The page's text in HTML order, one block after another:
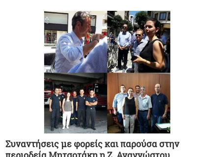
Συναντήσεις με φορείς και παρούσα στην